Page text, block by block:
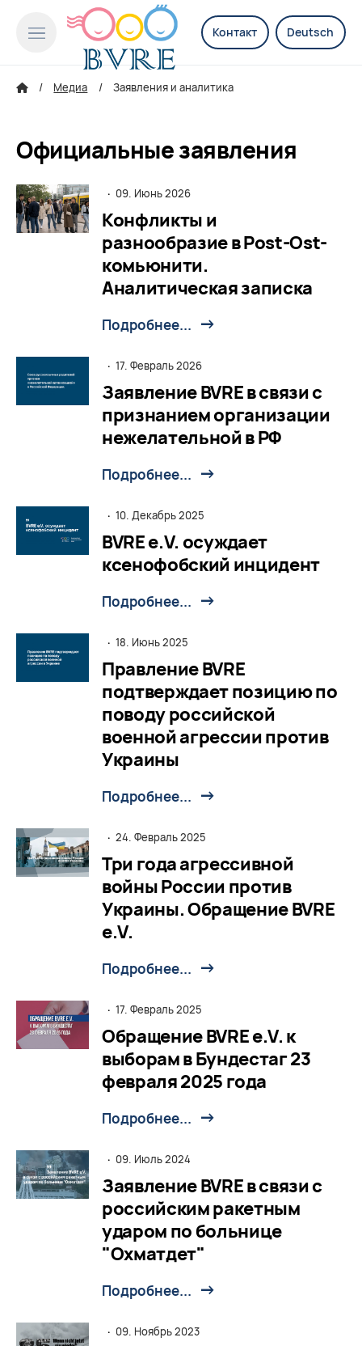
Контакт Deutsch
Медиа Заявления и аналитика
Официальные заявления
· 09. Июнь 2026
Конфликты и
разнообразие в Post-Ost-
комьюнити.
Аналитическая записка
Подробнее...
· 17. Февраль 2026
Заявление BVRE в связи с
признанием организации
нежелательной в РФ
Подробнее...
· 10. Декабрь 2025
BVRE e.V. осуждает
ксенофобский инцидент
Подробнее...
· 18. Июнь 2025
Правление BVRE
подтверждает позицию по
поводу российской
военной агрессии против
Украины
Подробнее...
· 24. Февраль 2025
Три года агрессивной
войны России против
Украины. Обращение BVRE
e.V.
Подробнее...
· 17. Февраль 2025
Обращение BVRE e.V. к
выборам в Бундестаг 23
февраля 2025 года
Подробнее...
· 09. Июль 2024
Заявление BVRE в связи с
российским ракетным
ударом по больнице
"Охматдет"
Подробнее...
· 09. Ноябрь 2023